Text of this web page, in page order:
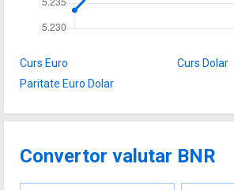
Curs Euro
Curs Dolar
Paritate Euro Dolar
Convertor valutar BNR